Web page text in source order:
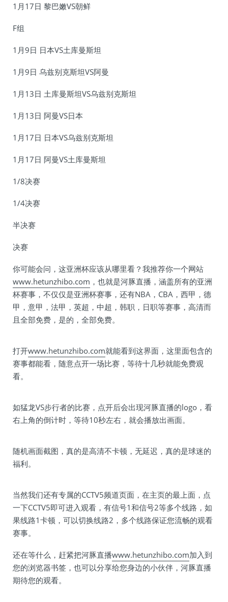
1月17日 黎巴嫩VS朝鲜
F组
1月9日 日本VS土库曼斯坦
1月9日 乌兹别克斯坦VS阿曼
1月13日 土库曼斯坦VS乌兹别克斯坦
1月13日 阿曼VS日本
1月17日 日本VS乌兹别克斯坦
1月17日 阿曼VS土库曼斯坦
1/8决赛
1/4决赛
半决赛
决赛
你可能会问，这亚洲杯应该从哪里看？我推荐你一个网站
www.hetunzhibo.com ，也就是河豚直播，涵盖所有的亚洲
杯赛事，不仅仅是亚洲杯赛事，还有NBA，CBA，西甲，德
甲，意甲，法甲，英超，中超，韩职，日职等赛事，高清而
且全部免费，是的，全部免费。
打开www.hetunzhibo.com就能看到这界面，这里面包含的
赛事都能看，随意点开一场比赛，等待十几秒就能免费观
看。
如猛龙VS步行者的比赛，点开后会出现河豚直播的logo，看
右上角的倒计时，等待10秒左右，就会播放出画面。
随机画面截图，真的是高清不卡顿，无延迟，真的是球迷的
福利。
当然我们还有专属的CCTV5频道页面，在主页的最上面，点
一下CCTV5即可进入观看，有信号1和信号2等多个线路，如
果线路1卡顿，可以切换线路2，多个线路保证您流畅的观看
赛事。
还在等什么，赶紧把河豚直播www.hetunzhibo.com加入到
您的浏览器书签，也可以分享给您身边的小伙伴，河豚直播
期待您的观看。